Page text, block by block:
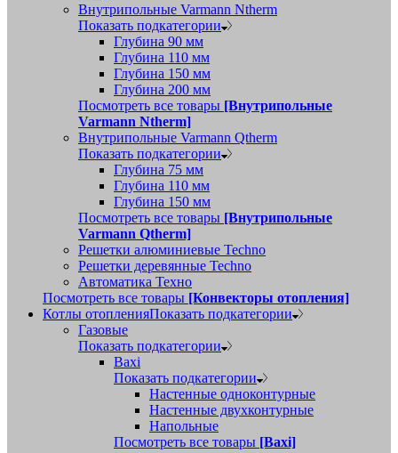
Внутрипольные Varmann Ntherm
Показать подкатегории
Глубина 90 мм
Глубина 110 мм
Глубина 150 мм
Глубина 200 мм
Посмотреть все товары [Внутрипольные
Varmann Ntherm]
Внутрипольные Varmann Qtherm
Показать подкатегории
Глубина 75 мм
Глубина 110 мм
Глубина 150 мм
Посмотреть все товары [Внутрипольные
Varmann Qtherm]
Решетки алюминиевые Techno
Решетки деревянные Techno
Автоматика Техно
Посмотреть все товары [Конвекторы отопления]
Котлы отопленияПоказать подкатегории
Газовые
Показать подкатегории
Baxi
Показать подкатегории
Настенные одноконтурные
Настенные двухконтурные
Напольные
Посмотреть все товары [Baxi]